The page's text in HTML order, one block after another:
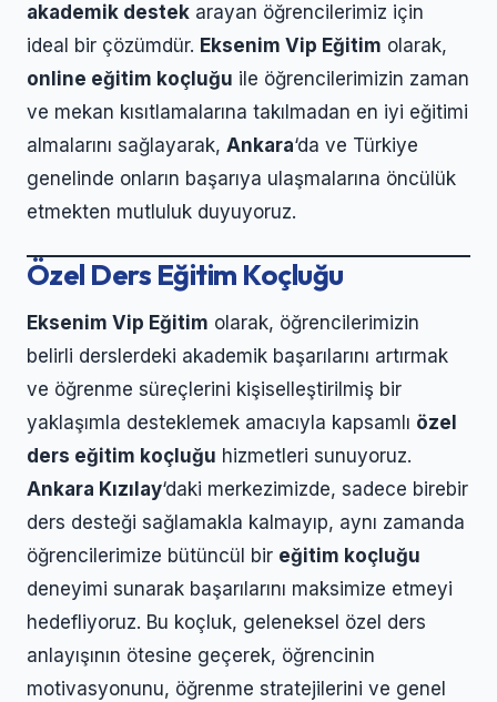
akademik destek arayan öğrencilerimiz için
ideal bir çözümdür. Eksenim Vip Eğitim olarak,
online eğitim koçluğu ile öğrencilerimizin zaman
ve mekan kısıtlamalarına takılmadan en iyi eğitimi
almalarını sağlayarak, Ankara‘da ve Türkiye
genelinde onların başarıya ulaşmalarına öncülük
etmekten mutluluk duyuyoruz.
Özel Ders Eğitim Koçluğu
Eksenim Vip Eğitim olarak, öğrencilerimizin
belirli derslerdeki akademik başarılarını artırmak
ve öğrenme süreçlerini kişiselleştirilmiş bir
yaklaşımla desteklemek amacıyla kapsamlı özel
ders eğitim koçluğu hizmetleri sunuyoruz.
Ankara Kızılay‘daki merkezimizde, sadece birebir
ders desteği sağlamakla kalmayıp, aynı zamanda
öğrencilerimize bütüncül bir eğitim koçluğu
deneyimi sunarak başarılarını maksimize etmeyi
hedefliyoruz. Bu koçluk, geleneksel özel ders
anlayışının ötesine geçerek, öğrencinin
motivasyonunu, öğrenme stratejilerini ve genel